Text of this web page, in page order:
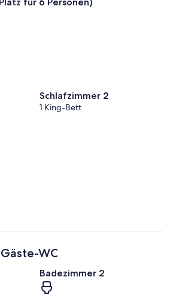
Schlafzimmer 2
1 King-Bett
WC
Badezimmer 2